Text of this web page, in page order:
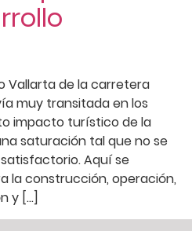
Vallarta de la carretera
muy transitada en los
impacto turístico de la
saturación tal que no se
Aquí se
la construcción, operación,
y […]